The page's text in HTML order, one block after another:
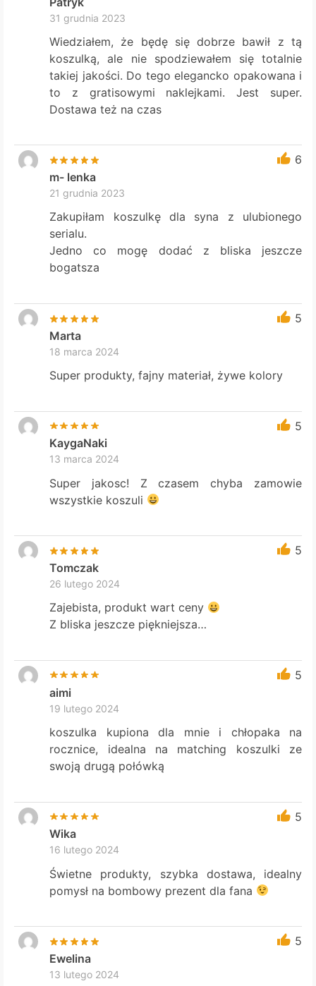
31 grudnia 2023
Wiedziałem, że będę się dobrze bawił z tą
koszulką, ale nie spodziewałem się totalnie
takiej jakości. Do tego elegancko opakowana i
to z gratisowymi naklejkami. Jest super.
Dostawa też na czas
6
m- lenka
21 grudnia 2023
Zakupiłam koszulkę dla syna z ulubionego
serialu.
Jedno co mogę dodać z bliska jeszcze
bogatsza
5
Marta
18 marca 2024
Super produkty, fajny materiał, żywe kolory
5
KaygaNaki
13 marca 2024
Super jakosc! Z czasem chyba zamowie
wszystkie koszuli
5
Tomczak
26 lutego 2024
Zajebista, produkt wart ceny
Z bliska jeszcze piękniejsza…
5
aimi
19 lutego 2024
koszulka kupiona dla mnie i chłopaka na
rocznice, idealna na matching koszulki ze
swoją drugą połówką
5
Wika
16 lutego 2024
Świetne produkty, szybka dostawa, idealny
pomysł na bombowy prezent dla fana
5
Ewelina
13 lutego 2024